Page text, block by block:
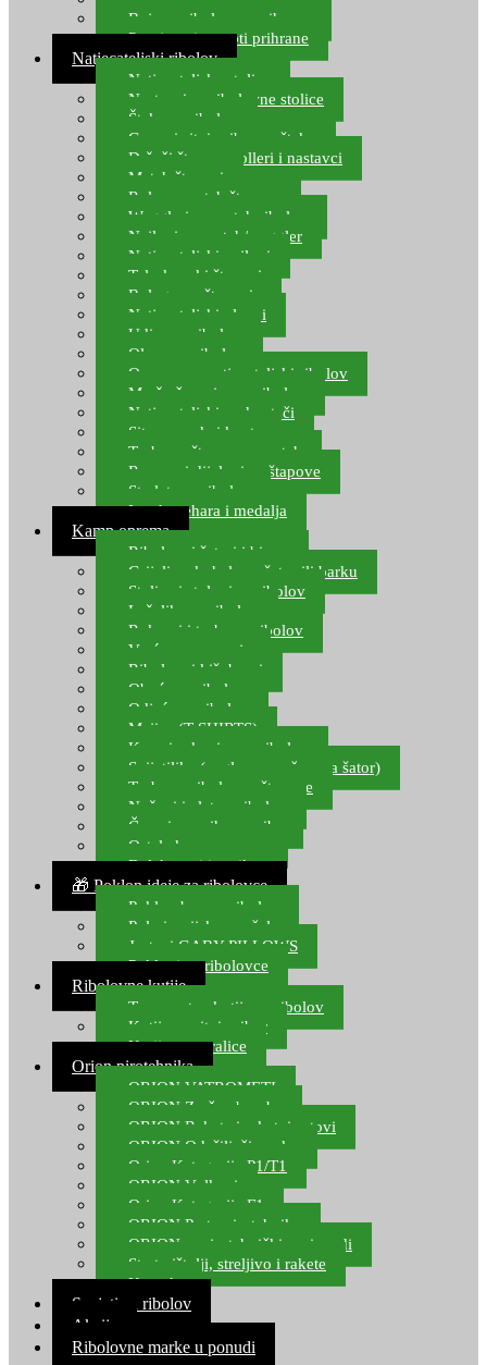
Boje za ribolovnu prihranu
Provjereni recepti prihrane
Natjecateljski ribolov
Natjecateljske stolice
Nastavci za ribolovne stolice
Šteke za ribolov
Gume i sitni pribor za šteku
Držači štapova rolleri i nastavci
Match štapovi
Role za match štapove
Waggleri za match ribolov
Najloni za match/waggler
Natjecateljski najloni
Teleskopski štapovi
Bolognese štapovi
Natjecateljski plovci
Udice za ribolov
Olovo za ribolov
Oprema za natjecateljski ribolov
Mreže čuvarice za ribolov
Natjecateljski podmetači
Sito, posude i kante
Torbe za štapove – match
Rezervni dijelovi za štapove
Starlete za ribolov
Izrada pehara i medalja
Kamp oprema
Ribolovni šatori i bivvy
Grijalice, kuhala za šator ili barku
Stolice i stolovi za ribolov
Ležaljke za ribolov
Ruksaci i torbe za ribolov
Vreće za spavanje
Ribolovni kišobrani
Obuća za ribolov
Odjeća za ribolov
Majice (T-SHIRTS)
Kape i rukavice za ribolov
Svijetiljke (naglavne, ručne, za šator)
Torbe za ribolovne štapove
Noževi i alat za ribolov
Čamci za prihranu ribe
Ostala kamp oprema
Dalekozori i optika
🎁 Poklon ideje za ribolovce
Poklon bon za ribolov
Polarizacijske naočale
Jastuci GABY PILLOWS
Pokloni za ribolovce
Ribolovne kutije
Transportne kutije za ribolov
Kutije za sitni pribor
Kutije za varalice
Orion pirotehnika
ORION VATROMETI
ORION Zračne bombe
ORION Rakete i raketni setovi
ORION Odašiljači zvuka
Orion Kategorija P1/T1
ORION Vulkani
Orion Kategorija F1
ORION Party pirotehnika
ORION nepirotehnički proizvodi
Start pištolji, streljivo i rakete
Kontakt
Savjeti za ribolov
Akcija
Ribolovne marke u ponudi